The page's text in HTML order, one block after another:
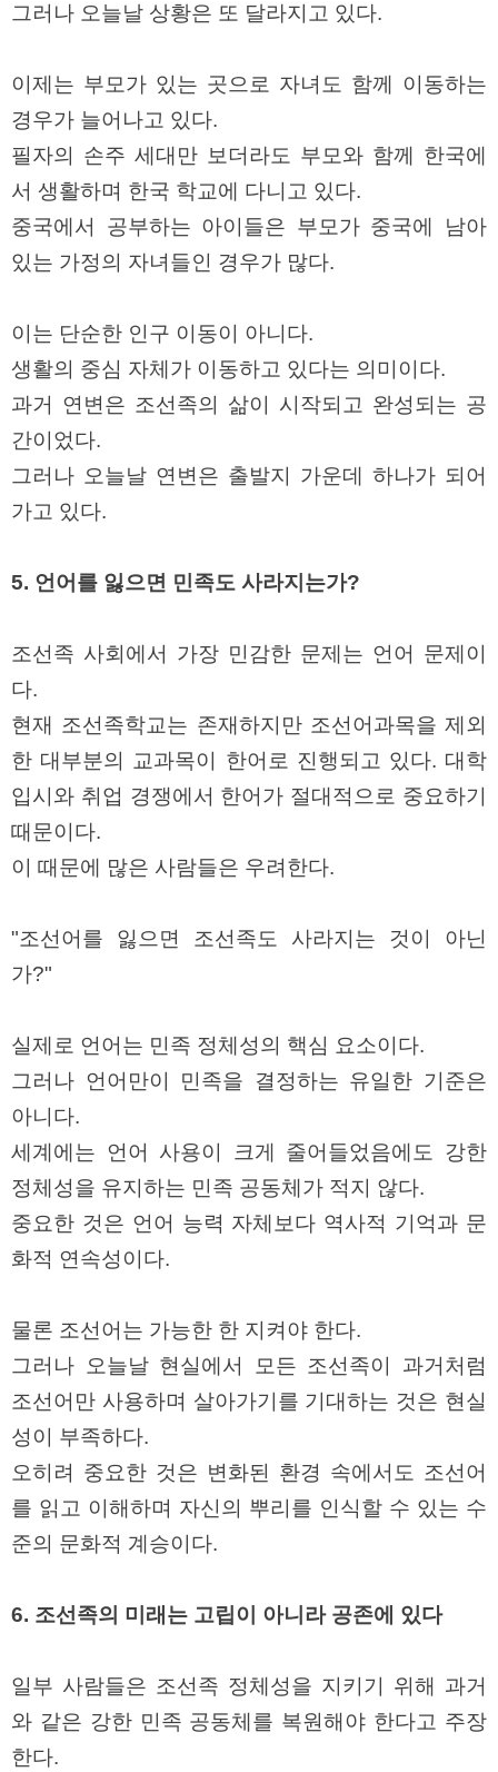
그러나 오늘날 상황은 또 달라지고 있다.
이제는 부모가 있는 곳으로 자녀도 함께 이동하는
경우가 늘어나고 있다.
필자의 손주 세대만 보더라도 부모와 함께 한국에
서 생활하며 한국 학교에 다니고 있다.
중국에서 공부하는 아이들은 부모가 중국에 남아
있는 가정의 자녀들인 경우가 많다.
이는 단순한 인구 이동이 아니다.
생활의 중심 자체가 이동하고 있다는 의미이다.
과거 연변은 조선족의 삶이 시작되고 완성되는 공
간이었다.
그러나 오늘날 연변은 출발지 가운데 하나가 되어
가고 있다.
5. 언어를 잃으면 민족도 사라지는가?
조선족 사회에서 가장 민감한 문제는 언어 문제이
다.
현재 조선족학교는 존재하지만 조선어과목을 제외
한 대부분의 교과목이 한어로 진행되고 있다. 대학
입시와 취업 경쟁에서 한어가 절대적으로 중요하기
때문이다.
이 때문에 많은 사람들은 우려한다.
"조선어를 잃으면 조선족도 사라지는 것이 아닌
가?"
실제로 언어는 민족 정체성의 핵심 요소이다.
그러나 언어만이 민족을 결정하는 유일한 기준은
아니다.
세계에는 언어 사용이 크게 줄어들었음에도 강한
정체성을 유지하는 민족 공동체가 적지 않다.
중요한 것은 언어 능력 자체보다 역사적 기억과 문
화적 연속성이다.
물론 조선어는 가능한 한 지켜야 한다.
그러나 오늘날 현실에서 모든 조선족이 과거처럼
조선어만 사용하며 살아가기를 기대하는 것은 현실
성이 부족하다.
오히려 중요한 것은 변화된 환경 속에서도 조선어
를 읽고 이해하며 자신의 뿌리를 인식할 수 있는 수
준의 문화적 계승이다.
6. 조선족의 미래는 고립이 아니라 공존에 있다
일부 사람들은 조선족 정체성을 지키기 위해 과거
와 같은 강한 민족 공동체를 복원해야 한다고 주장
한다.